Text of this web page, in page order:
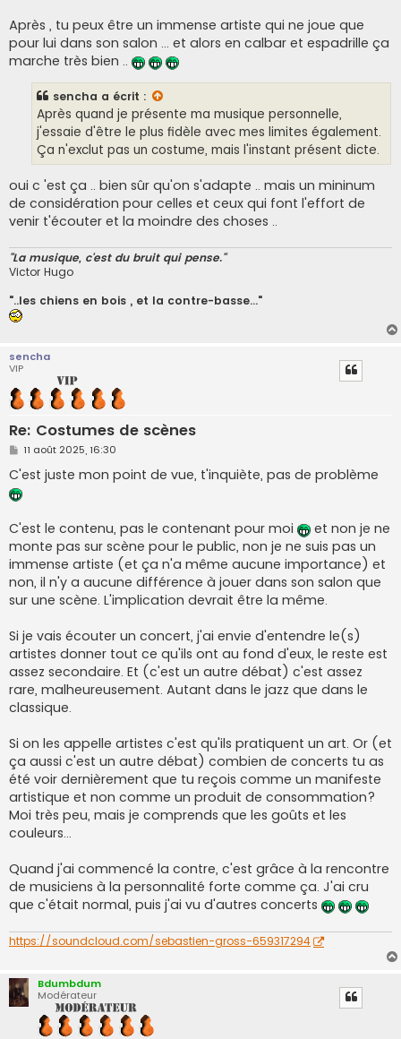
Après , tu peux être un immense artiste qui ne joue que
pour lui dans son salon ... et alors en calbar et espadrille ça
marche très bien ..
sencha a écrit :
Après quand je présente ma musique personnelle,
j'essaie d'être le plus fidèle avec mes limites également.
Ça n'exclut pas un costume, mais l'instant présent dicte.
oui c 'est ça .. bien sûr qu'on s'adapte .. mais un mininum
de considération pour celles et ceux qui font l'effort de
venir t'écouter et la moindre des choses ..
"La musique, c'est du bruit qui pense."
Victor Hugo
"..les chiens en bois , et la contre-basse..."
sencha
VIP
Re: Costumes de scènes
M
s
s
a
11 août 2025, 16:30
C'est juste mon point de vue, t'inquiète, pas de problème
C'est le contenu, pas le contenant pour moi
et non je ne
monte pas sur scène pour le public, non je ne suis pas un
immense artiste (et ça n'a même aucune importance) et
non, il n'y a aucune différence à jouer dans son salon que
sur une scène. L'implication devrait être la même.
Si je vais écouter un concert, j'ai envie d'entendre le(s)
artistes donner tout ce qu'ils ont au fond d'eux, le reste est
assez secondaire. Et (c'est un autre débat) c'est assez
rare, malheureusement. Autant dans le jazz que dans le
classique.
Si on les appelle artistes c'est qu'ils pratiquent un art. Or (et
ça aussi c'est un autre débat) combien de concerts tu as
été voir dernièrement que tu reçois comme un manifeste
artistique et non comme un produit de consommation?
Moi très peu, mais je comprends que les goûts et les
couleurs...
Quand j'ai commencé la contre, c'est grâce à la rencontre
de musiciens à la personnalité forte comme ça. J'ai cru
que c'était normal, puis j'ai vu d'autres concerts
https://soundcloud.com/sebastien-gross-659317294
Bdumbdum
Modérateur